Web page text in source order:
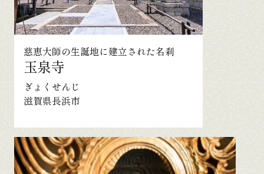
慈恵大師の生誕地に建立された名刹
玉泉寺
ぎょくせんじ
滋賀県長浜市